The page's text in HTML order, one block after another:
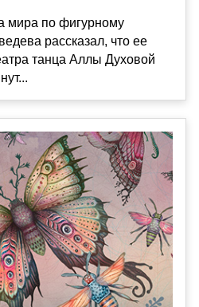
мира по фигурному
рассказал, что ее
танца Аллы Духовой